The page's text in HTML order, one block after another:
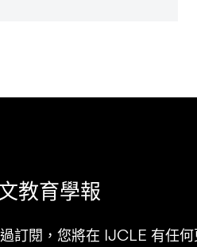
教育學報
訂閱，您將在 IJCLE 有任何